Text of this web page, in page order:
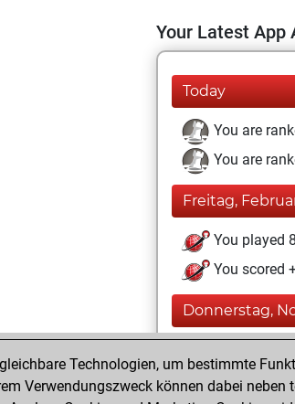
Your Latest App
Today
You are
You are
Freitag,
You played
You scored
Donnerstag,
You
Technologien, um bestimmte
Verwendungszweck können dabei